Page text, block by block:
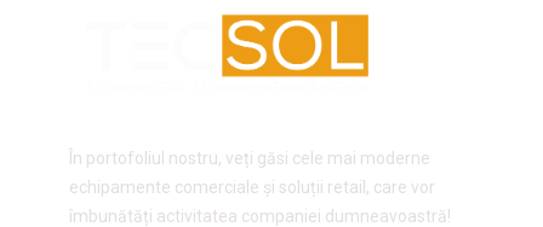
În portofoliul nostru, veți găsi cele mai moderne
echipamente comerciale și soluții retail, care vor
îmbunătăți activitatea companiei dumneavoastră!